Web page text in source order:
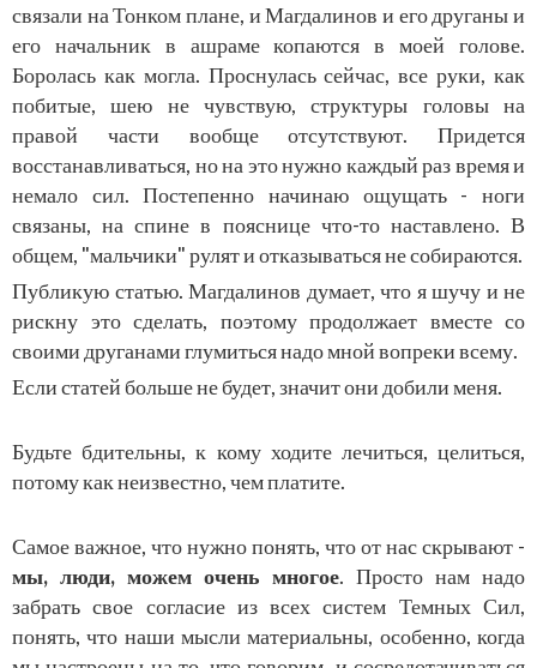
связали на Тонком плане, и Магдалинов и его друганы и
его начальник в ашраме копаются в моей голове.
Боролась как могла. Проснулась сейчас, все руки, как
побитые, шею не чувствую, структуры головы на
правой части вообще отсутствуют. Придется
восстанавливаться, но на это нужно каждый раз время и
немало сил. Постепенно начинаю ощущать - ноги
связаны, на спине в пояснице что-то наставлено. В
общем, "мальчики" рулят и отказываться не собираются.
Публикую статью. Магдалинов думает, что я шучу и не
рискну это сделать, поэтому продолжает вместе со
своими друганами глумиться надо мной вопреки всему.
Если статей больше не будет, значит они добили меня.
Будьте бдительны, к кому ходите лечиться, целиться,
потому как неизвестно, чем платите.
Самое важное, что нужно понять, что от нас скрывают -
мы, люди, можем очень многое. Просто нам надо
забрать свое согласие из всех систем Темных Сил,
понять, что наши мысли материальны, особенно, когда